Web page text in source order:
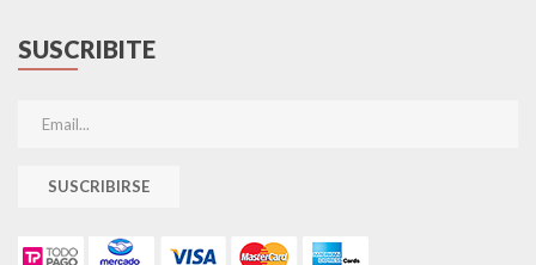
SUSCRIBITE
SUSCRIBIRSE